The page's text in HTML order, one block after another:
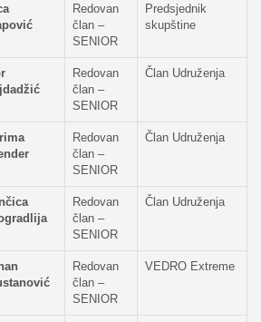
Redovan
član –
SENIOR
Predsjednik
skupštine
Redovan
član –
SENIOR
Član Udruženja
Redovan
član –
SENIOR
Član Udruženja
Redovan
član –
SENIOR
Član Udruženja
Redovan
član –
SENIOR
VEDRO Extreme